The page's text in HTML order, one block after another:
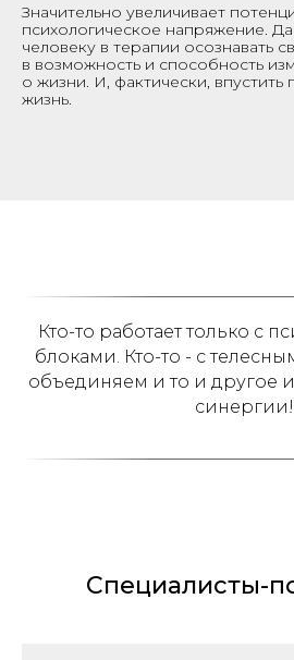
Значительно увеличивает
психологическое напряжение.
человеку в терапии осознавать
в возможность и способность
о жизни. И, фактически,
жизнь.
Кто-то работает только с
блоками. Кто-то - с
объединяем и то и другое
синергии!
Специалисты-